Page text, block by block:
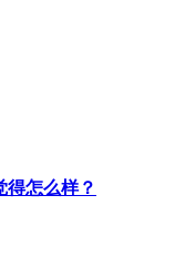
得怎么样？